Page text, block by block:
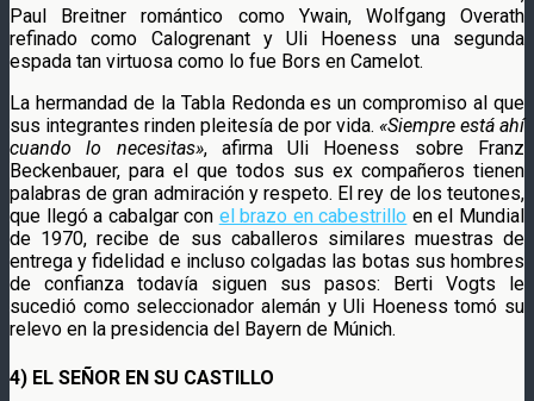
Paul Breitner romántico como Ywain, Wolfgang Overath
refinado como Calogrenant y Uli Hoeness una segunda
espada tan virtuosa como lo fue Bors en Camelot.
La hermandad de la Tabla Redonda es un compromiso al que
sus integrantes rinden pleitesía de por vida. «Siempre está ahí
cuando lo necesitas», afirma Uli Hoeness sobre Franz
Beckenbauer, para el que todos sus ex compañeros tienen
palabras de gran admiración y respeto. El rey de los teutones,
que llegó a cabalgar con el brazo en cabestrillo en el Mundial
de 1970, recibe de sus caballeros similares muestras de
entrega y fidelidad e incluso colgadas las botas sus hombres
de confianza todavía siguen sus pasos: Berti Vogts le
sucedió como seleccionador alemán y Uli Hoeness tomó su
relevo en la presidencia del Bayern de Múnich.
4) EL SEÑOR EN SU CASTILLO